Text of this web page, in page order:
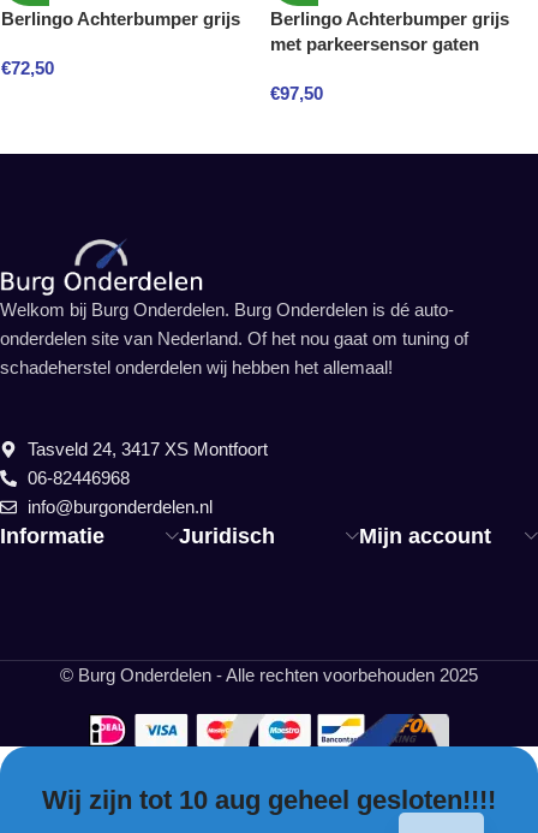
Berlingo Achterbumper grijs
€72,50
Berlingo Achterbumper grijs
met parkeersensor gaten
€97,50
Informatie Juridisch Mijn account
Welkom bij Burg Onderdelen. Burg Onderdelen is dé auto-
onderdelen site van Nederland. Of het nou gaat om tuning of
schadeherstel onderdelen wij hebben het allemaal!
Tasveld 24, 3417 XS Montfoort
06-82446968
info@burgonderdelen.nl
© Burg Onderdelen - Alle rechten voorbehouden 2025
Wij zijn tot 10 aug geheel gesloten!!!!
EN